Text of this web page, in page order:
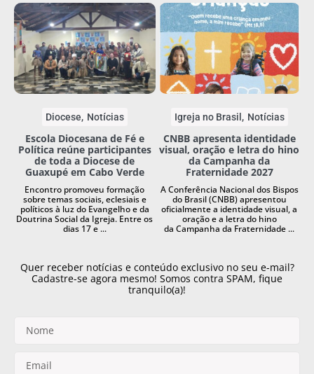
Diocese Notícias
Escola Diocesana de Fé e
Política reúne participantes
de toda a Diocese de
Guaxupé em Cabo Verde
Encontro promoveu formação
sobre temas sociais, eclesiais e
políticos à luz do Evangelho e da
Doutrina Social da Igreja. Entre os
dias 17 e ...
Igreja no Brasil Notícias
CNBB apresenta identidade
visual, oração e letra do hino
da Campanha da
Fraternidade 2027
A Conferência Nacional dos Bispos
do Brasil (CNBB) apresentou
oficialmente a identidade visual, a
oração e a letra do hino
da Campanha da Fraternidade ...
Quer receber notícias e conteúdo exclusivo no seu e-mail?
Cadastre-se agora mesmo! Somos contra SPAM, fique
tranquilo(a)!